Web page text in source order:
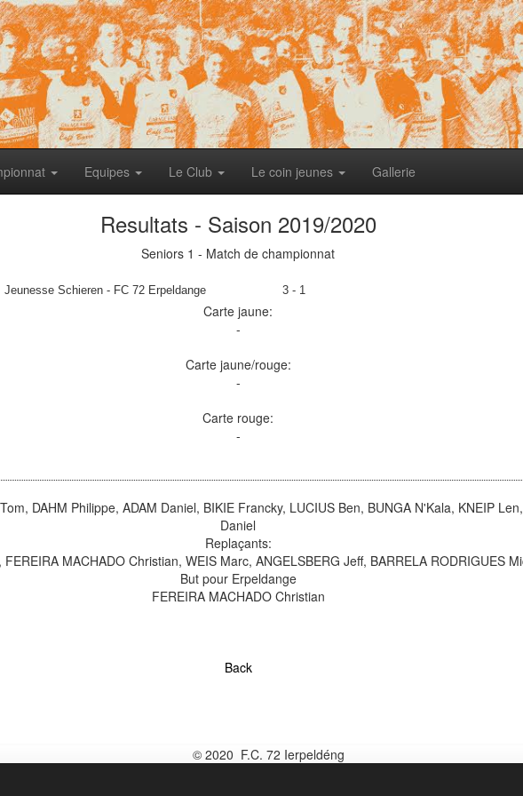
Equipes Le Club Le coin jeunes Gallerie
Resultats - Saison 2019/2020
Seniors 1 - Match de championnat
Jeunesse Schieren - FC 72 Erpeldange 3 - 1
Carte jaune:
-
Carte jaune/rouge:
-
Carte rouge:
-
DAHM Philippe, ADAM Daniel, BIKIE Francky, LUCIUS Ben, BUNGA N'Kala, KNEIP
Daniel
Replaçants:
FEREIRA MACHADO Christian, WEIS Marc, ANGELSBERG Jeff, BARRELA RODRIGUES
But pour Erpeldange
FEREIRA MACHADO Christian
Back
© 2020 F.C. 72 Ierpeldéng